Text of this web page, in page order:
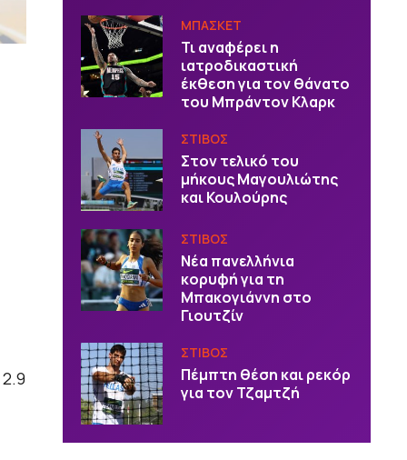
ΜΠΑΣΚΕΤ
Τι αναφέρει η
ιατροδικαστική
έκθεση για τον θάνατο
του Μπράντον Κλαρκ
ΣΤΙΒΟΣ
Στον τελικό του
μήκους Μαγουλιώτης
και Κουλούρης
ΣΤΙΒΟΣ
Νέα πανελλήνια
κορυφή για τη
Μπακογιάννη στο
Γιουτζίν
ΣΤΙΒΟΣ
Πέμπτη θέση και ρεκόρ
για τον Τζαμτζή